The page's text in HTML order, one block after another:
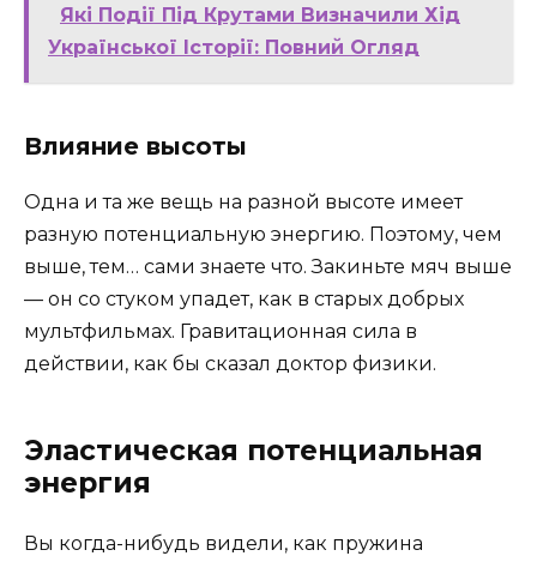
Які Події Під Крутами Визначили Хід
Української Історії: Повний Огляд
Влияние высоты
Одна и та же вещь на разной высоте имеет
разную потенциальную энергию. Поэтому, чем
выше, тем… сами знаете что. Закиньте мяч выше
— он со стуком упадет, как в старых добрых
мультфильмах. Гравитационная сила в
действии, как бы сказал доктор физики.
Эластическая потенциальная
энергия
Вы когда-нибудь видели, как пружина